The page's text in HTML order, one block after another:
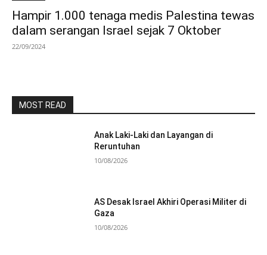
Hampir 1.000 tenaga medis Palestina tewas
dalam serangan Israel sejak 7 Oktober
22/09/2024
MOST READ
Anak Laki-Laki dan Layangan di
Reruntuhan
10/08/2026
AS Desak Israel Akhiri Operasi Militer di
Gaza
10/08/2026